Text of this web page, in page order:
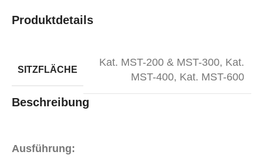
Produktdetails
SITZFLÄCHE
Kat. MST-200 & MST-300, Kat.
MST-400, Kat. MST-600
Beschreibung
Ausführung: